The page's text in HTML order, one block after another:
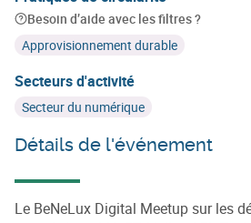
Besoin d’aide avec les filtres ?
Approvisionnement durable
Secteurs d'activité
Secteur du numérique
Détails de l'événement
Le BeNeLux Digital Meetup sur les